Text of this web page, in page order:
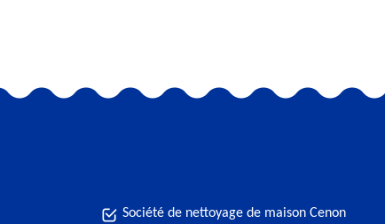
Société de nettoyage de maison Cenon